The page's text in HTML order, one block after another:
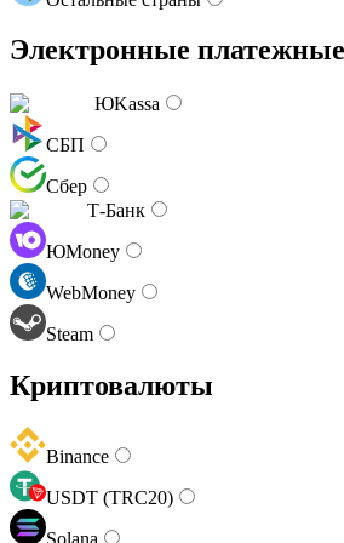
Электронные
ЮKassa
СБП
Сбер
Т-Банк
ЮMoney
WebMoney
Steam
Криптовалюты
Binance
USDT (TRC20)